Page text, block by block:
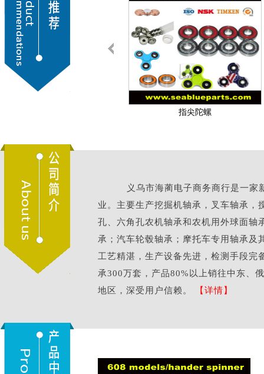
指尖陀螺
义乌市海蔺电子商务商行是一家
业。主要生产挖掘机轴承，叉车轴承，
孔、六角孔农机轴承和农机用外球面轴
承；汽车轮毂轴承；摩托车专用轴承及
工艺精湛，生产设备先进，检测手段完
承300万套，产品80%以上销往中东、
地区，深受用户信赖。
【详情】